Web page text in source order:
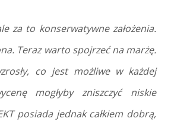
za to konserwatywne założenia.
Teraz warto spojrzeć na marżę.
co jest możliwe w każdej
mogłyby zniszczyć niskie
posiada jednak całkiem dobrą,